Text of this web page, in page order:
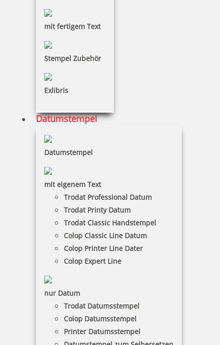
mit fertigem Text
Stempel Zubehör
Exlibris
Datumstempel
Datumstempel
mit eigenem Text
Trodat Professional Datum
Trodat Printy Datum
Trodat Classic Handstempel
Colop Classic Line Datum
Colop Printer Line Dater
Colop Expert Line
nur Datum
Trodat Datumsstempel
Colop Datumsstempel
Printer Datumsstempel
Colop Classic Line 2160/2 zweifarbiger Datumsstempel 41x24
52,90 €
Jetzt gestalten